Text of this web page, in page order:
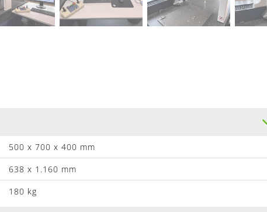
500 x 700 x 400 mm
638 x 1.160 mm
180 kg